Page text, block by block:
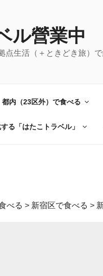
ル營業中
点生活（＋ときどき旅）
都内（23区外）で食べる
る「はたこトラベル」
べる > 新宿区で食べる >